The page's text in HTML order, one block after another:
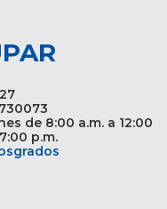
de 8:00 a.m. a 12:00
p.m.